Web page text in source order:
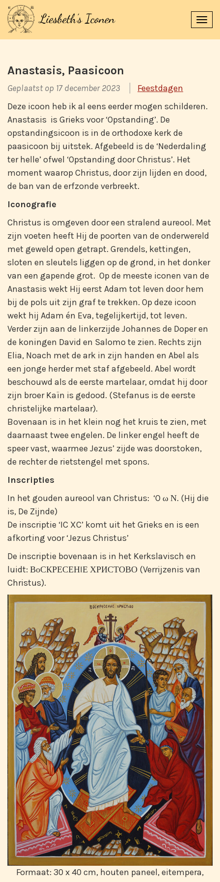
Anastasis, Paasicoon
Geplaatst op 17 december 2023
Feestdagen
Deze icoon heb ik al eens eerder mogen schilderen.
Anastasis is Grieks voor ‘Opstanding’. De
opstandingsicoon is in de orthodoxe kerk de
paasicoon bij uitstek. Afgebeeld is de ‘Nederdaling
ter helle’ ofwel ‘Opstanding door Christus’. Het
moment waarop Christus, door zijn lijden en dood,
de ban van de erfzonde verbreekt.
Iconografie
Christus is omgeven door een stralend aureool. Met
zijn voeten heeft Hij de poorten van de onderwereld
met geweld open getrapt. Grendels, kettingen,
sloten en sleutels liggen op de grond, in het donker
van een gapende grot. Op de meeste iconen van de
Anastasis wekt Hij eerst Adam tot leven door hem
bij de pols uit zijn graf te trekken. Op deze icoon
wekt hij Adam én Eva, tegelijkertijd, tot leven.
Verder zijn aan de linkerzijde Johannes de Doper en
de koningen David en Salomo te zien. Rechts zijn
Elia, Noach met de ark in zijn handen en Abel als
een jonge herder met staf afgebeeld. Abel wordt
beschouwd als de eerste martelaar, omdat hij door
zijn broer Kaïn is gedood. (Stefanus is de eerste
christelijke martelaar).
Bovenaan is in het klein nog het kruis te zien, met
daarnaast twee engelen. De linker engel heeft de
speer vast, waarmee Jezus’ zijde was doorstoken,
de rechter de rietstengel met spons.
Inscripties
In het gouden aureool van Christus: ‘O ω Ν. (Hij die
is, De Zijnde)
De inscriptie ‘IC XC’ komt uit het Grieks en is een
afkorting voor ‘Jezus Christus’
De inscriptie bovenaan is in het Kerkslavisch en
luidt: ВоСКРЕСЕНIЕ ХРИСТОВО (Verrijzenis van
Christus).
Formaat: 30 x 40 cm, houten paneel, eitempera,